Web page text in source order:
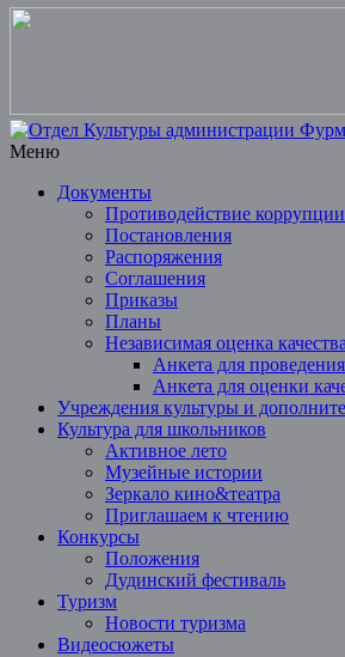
Меню
Документы
Противодействие коррупции
Постановления
Распоряжения
Соглашения
Приказы
Планы
Независимая оценка
Анкета для
Анкета для оценки
Учреждения культуры и
Культура для школьников
Активное лето
Музейные истории
Зеркало кино&театра
Приглашаем к чтению
Конкурсы
Положения
Дудинский фестиваль
Туризм
Новости туризма
Видеосюжеты